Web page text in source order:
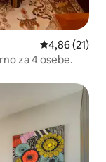
Povprečna
4,86 (21)
za 4 osebe.